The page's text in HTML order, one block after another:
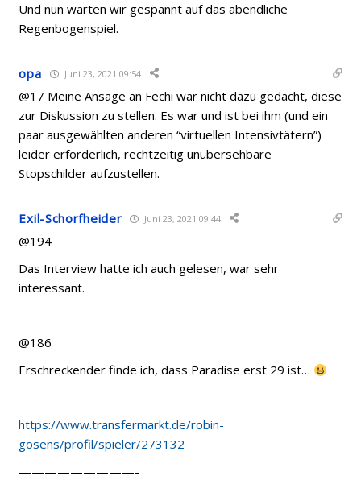
Und nun warten wir gespannt auf das abendliche
Regenbogenspiel.
opa Juni 23, 2021 09:54
@17 Meine Ansage an Fechi war nicht dazu gedacht, diese
zur Diskussion zu stellen. Es war und ist bei ihm (und ein
paar ausgewählten anderen “virtuellen Intensivtätern”)
leider erforderlich, rechtzeitig unübersehbare
Stopschilder aufzustellen.
Exil-Schorfheider Juni 23, 2021 09:44
@194
Das Interview hatte ich auch gelesen, war sehr
interessant.
—————————-
@186
Erschreckender finde ich, dass Paradise erst 29 ist…
—————————-
https://www.transfermarkt.de/robin-
gosens/profil/spieler/273132
—————————-